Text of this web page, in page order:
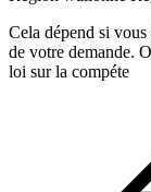
Cela dépend si
de votre demande.
loi sur la compéte